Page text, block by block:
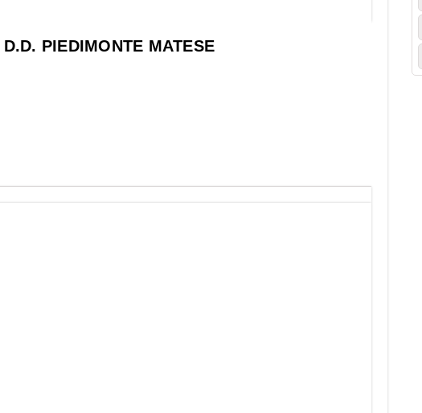
PIEDIMONTE MATESE